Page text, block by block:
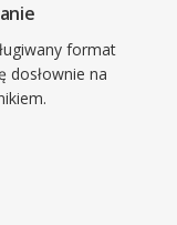
format
dosłownie na